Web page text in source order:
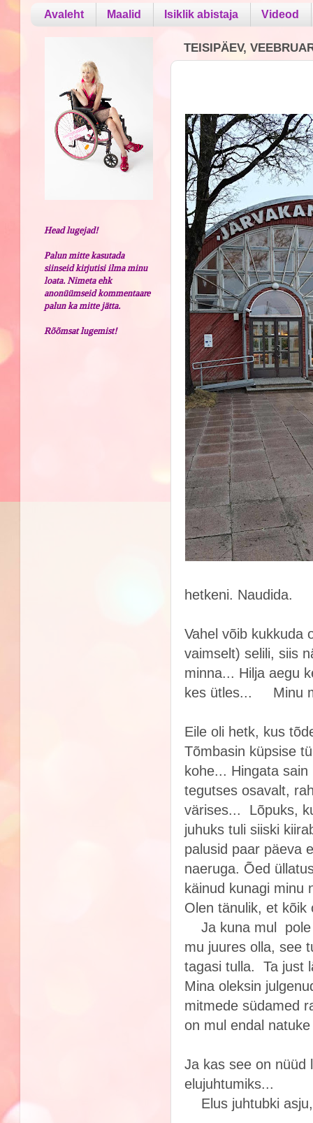
Avaleht Maalid Isiklik abistaja Videod
TEISIPÄEV,
hetkeni. Naudida.
Vahel võib kukkuda
vaimselt) selili, siis
minna... Hilja aegu
kes ütles...
Minu
Eile oli hetk, kus
Tõmbasin küpsise
kohe... Hingata
tegutses osavalt,
värises...
Lõpuks,
juhuks tuli siiski
palusid paar päeva
naeruga. Õed
käinud kunagi minu
Olen tänulik, et
Ja kuna mul
mu juures olla, see
tagasi tulla. Ta just
Mina oleksin
mitmede südamed
on mul endal
Ja kas see on nüüd
elujuhtumiks...
Elus juhtubki
Head lugejad!
Palun mitte kasutada
siinseid kirjutisi ilma minu
loata. Nimeta ehk
anonüümseid kommentaare
palun ka mitte jätta.
Rõõmsat lugemist!